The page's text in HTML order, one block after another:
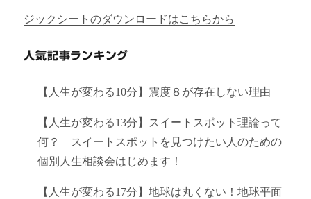
ジックシートのダウンロードはこちらから
人気記事ランキング
【人生が変わる10分】震度８が存在しない理由
【人生が変わる13分】スイートスポット理論って
何？ スイートスポットを見つけたい人のための
個別人生相談会はじめます！
【人生が変わる17分】地球は丸くない！地球平面